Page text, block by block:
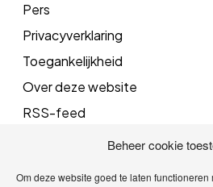
Beheer cookie
Om deze website goed te laten functioneren
Pers
Privacyverklaring
Toegankelijkheid
Over deze website
RSS-feed
Mail